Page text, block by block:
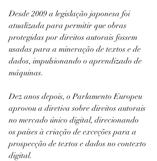
Desde 2009 a legislação japonesa foi
atualizada para permitir que obras
protegidas por direitos autorais fossem
usadas para a mineração de textos e de
dados, impulsionando o aprendizado de
máquinas.
Dez anos depois, o Parlamento Europeu
aprovou a diretiva sobre direitos autorais
no mercado único digital, direcionando
os países à criação de exceções para a
prospecção de textos e dados no contexto
digital.